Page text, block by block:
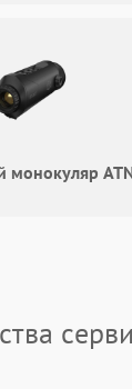
монокуляр